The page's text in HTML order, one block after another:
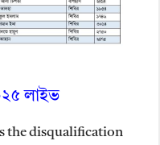
লাইভ
the disqualification